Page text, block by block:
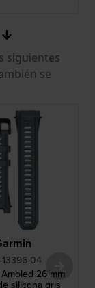
siguientes
se
13396-04
26 mm
silicona gris